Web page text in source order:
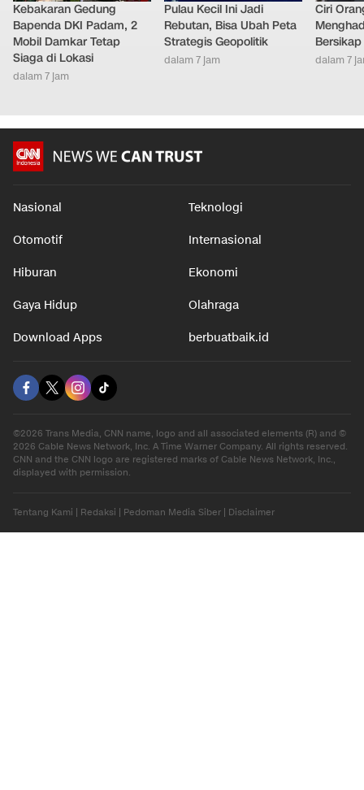
Kebakaran Gedung
Bapenda DKI Padam, 2
Mobil Damkar Tetap
Siaga di Lokasi
dalam 7 jam
Pulau Kecil Ini Jadi
Rebutan, Bisa Ubah Peta
Strategis Geopolitik
dalam 7 jam
Ciri
dalam 7
Nasional Teknologi
Otomotif Internasional
Hiburan Ekonomi
Gaya Hidup Olahraga
Download Apps berbuatbaik.id
©2026 Trans Media, CNN name, logo and all associated elements (R) and ©
2026 Cable News Network, Inc. A Time Warner Company. All rights reserved.
CNN and the CNN logo are registered marks of Cable News Network, Inc.,
displayed with permission.
Tentang Kami | Redaksi | Pedoman Media Siber | Disclaimer